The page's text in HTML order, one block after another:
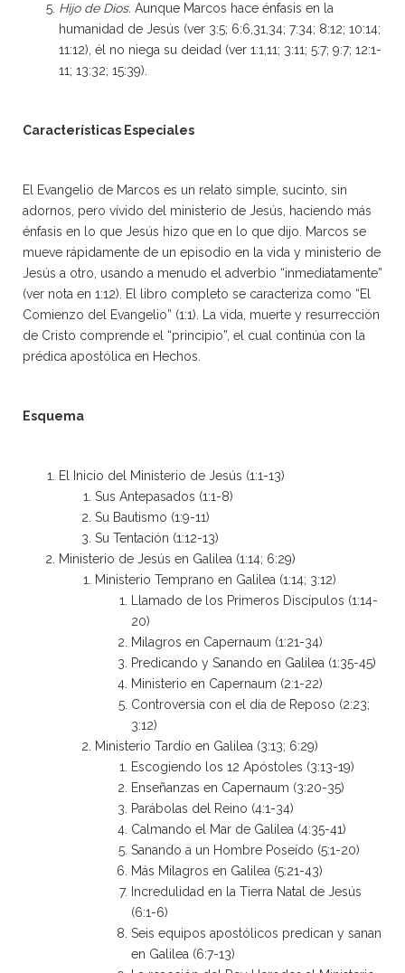
Hijo de Dios. Aunque Marcos hace énfasis en la
humanidad de Jesús (ver 3:5; 6:6,31,34; 7:34; 8:12; 10:14;
11:12), él no niega su deidad (ver 1:1,11; 3:11; 5:7; 9:7; 12:1-
11; 13:32; 15:39).
Características Especiales
El Evangelio de Marcos es un relato simple, sucinto, sin
adornos, pero vívido del ministerio de Jesús, haciendo más
énfasis en lo que Jesús hizo que en lo que dijo. Marcos se
mueve rápidamente de un episodio en la vida y ministerio de
Jesús a otro, usando a menudo el adverbio “inmediatamente”
(ver nota en 1:12). El libro completo se caracteriza como “El
Comienzo del Evangelio” (1:1). La vida, muerte y resurrección
de Cristo comprende el “principio”, el cual continúa con la
prédica apostólica en Hechos.
Esquema
El Inicio del Ministerio de Jesús (1:1-13)
Sus Antepasados (1:1-8)
Su Bautismo (1:9-11)
Su Tentación (1:12-13)
Ministerio de Jesús en Galilea (1:14; 6:29)
Ministerio Temprano en Galilea (1:14; 3:12)
Llamado de los Primeros Discípulos (1:14-
20)
Milagros en Capernaum (1:21-34)
Predicando y Sanando en Galilea (1:35-45)
Ministerio en Capernaum (2:1-22)
Controversia con el día de Reposo (2:23;
3:12)
Ministerio Tardío en Galilea (3:13; 6:29)
Escogiendo los 12 Apóstoles (3:13-19)
Enseñanzas en Capernaum (3:20-35)
Parábolas del Reino (4:1-34)
Calmando el Mar de Galilea (4:35-41)
Sanando a un Hombre Poseído (5:1-20)
Más Milagros en Galilea (5:21-43)
Incredulidad en la Tierra Natal de Jesús
(6:1-6)
Seis equipos apostólicos predican y sanan
en Galilea (6:7-13)